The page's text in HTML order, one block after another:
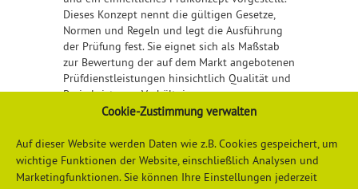
Cookie-Zustimmung verwalten
Auf dieser Website werden Daten wie z.B. Cookies gespeichert, um
wichtige Funktionen der Website, einschließlich Analysen und
Marketingfunktionen. Sie können Ihre Einstellungen jederzeit
Dieses Konzept nennt die gültigen Gesetze,
Normen und Regeln und legt die Ausführung
der Prüfung fest. Sie eignet sich als Maßstab
zur Bewertung der auf dem Markt angebotenen
Prüfdienstleistungen hinsichtlich Qualität und
Preis-Leistungs-Verhältnis.